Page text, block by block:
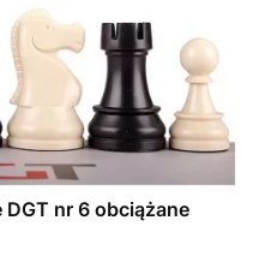
nr 6 obciążane